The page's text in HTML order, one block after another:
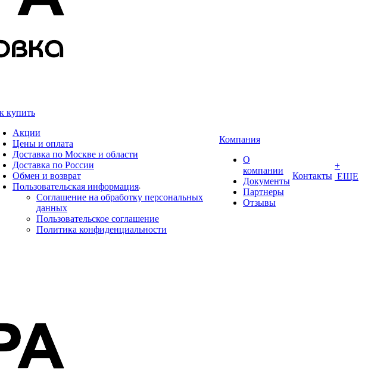
купить
Акции
Цены и оплата
Доставка по Москве и области
Доставка по России
Обмен и возврат
Пользовательская информация
Соглашение на обработку персональных
данных
Пользовательское соглашение
Политика конфиденциальности
Компания
О
компании
Документы
Партнеры
Отзывы
Контакты
+
ЕЩЕ